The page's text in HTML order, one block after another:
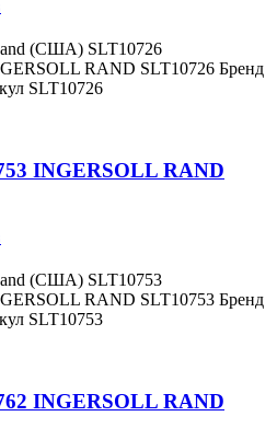
(США) SLT10726
RAND SLT10726 Бренд
SLT10726
INGERSOLL RAND
(США) SLT10753
RAND SLT10753 Бренд
SLT10753
INGERSOLL RAND